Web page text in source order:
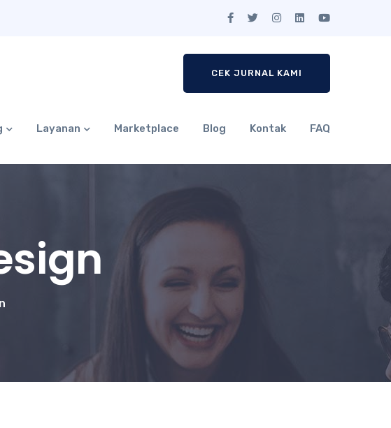
CEK JURNAL KAMI
Layanan Marketplace Blog Kontak FAQ